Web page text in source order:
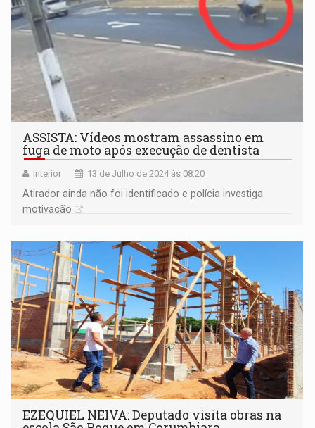
ASSISTA: Vídeos mostram assassino em
fuga de moto após execução de dentista
Interior 13 de Julho de 2024 às 08:20
Atirador ainda não foi identificado e polícia investiga
motivação
EZEQUIEL NEIVA: Deputado visita obras na